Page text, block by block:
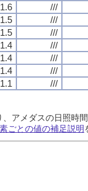
1.6 ///
1.5 ///
1.5 ///
1.4 ///
1.4 ///
1.4 ///
1.1 ///
アメダスの日照時
ごとの値の補足説明